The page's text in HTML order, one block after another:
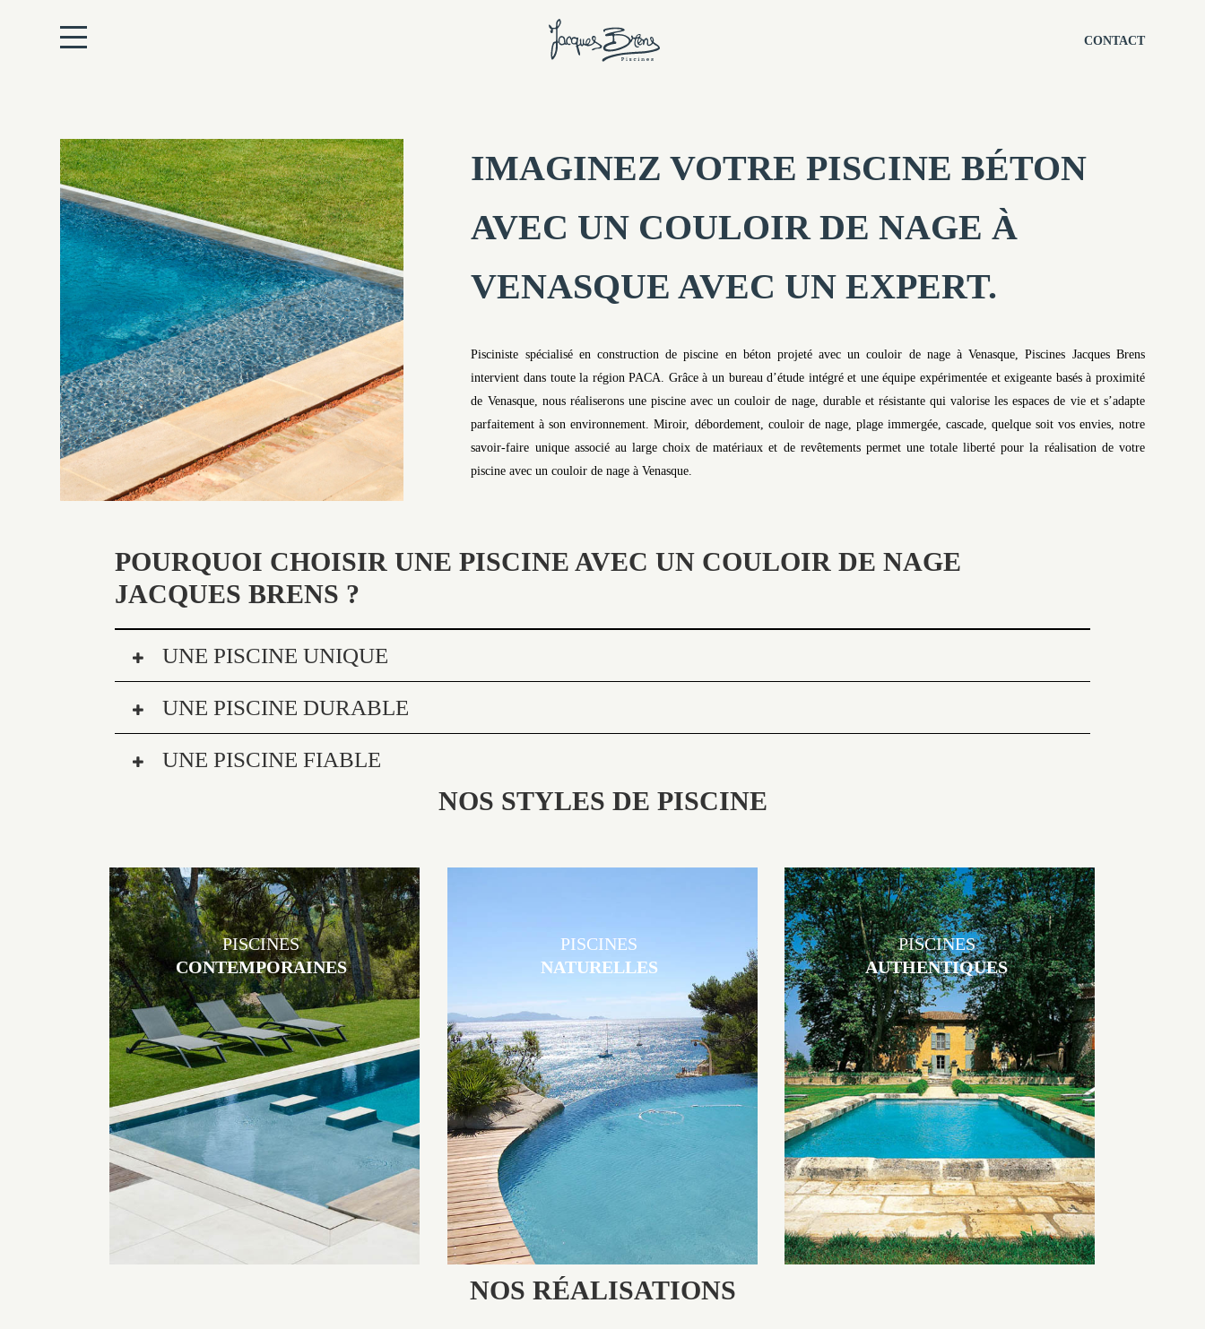
CONTACT
IMAGINEZ VOTRE PISCINE BÉTON
AVEC UN COULOIR DE NAGE À
VENASQUE AVEC UN EXPERT.
Pisciniste spécialisé en construction de piscine en béton projeté avec un couloir de nage à Venasque, Piscines Jacques Brens
intervient dans toute la région PACA. Grâce à un bureau d’étude intégré et une équipe expérimentée et exigeante basés à proximité
de Venasque, nous réaliserons une piscine avec un couloir de nage, durable et résistante qui valorise les espaces de vie et s’adapte
parfaitement à son environnement. Miroir, débordement, couloir de nage, plage immergée, cascade, quelque soit vos envies, notre
savoir-faire unique associé au large choix de matériaux et de revêtements permet une totale liberté pour la réalisation de votre
piscine avec un couloir de nage à Venasque.
POURQUOI CHOISIR UNE PISCINE AVEC UN COULOIR DE NAGE
JACQUES BRENS ?
UNE PISCINE UNIQUE
UNE PISCINE DURABLE
UNE PISCINE FIABLE
NOS STYLES DE PISCINE
Les piscines en béton contemporaines Jacques Brens sont uniques
grâce au large choix de matériaux et de revêtements et les
nombreuses options disponibles, miroir, couloir de nage, plage
immergée, débordement.
PISCINES
CONTEMPORAINES
Les piscines en béton naturelles Jacques Brens sont originales, elles
s’intègrent parfaitement à leur environnement grâce à un jeu de
volume et de matière sur-mesure conçu par notre bureau d’étude
spécialisé.
PISCINES
NATURELLES
Les piscines en béton authentiques Jacques Brens se démarquent par
la noblesse des matériaux
utilisés pour garder un aspect ancien, retrouver une patine naturelle
ou créer un ornement de pierres de taille.
PISCINES
AUTHENTIQUES
NOS RÉALISATIONS